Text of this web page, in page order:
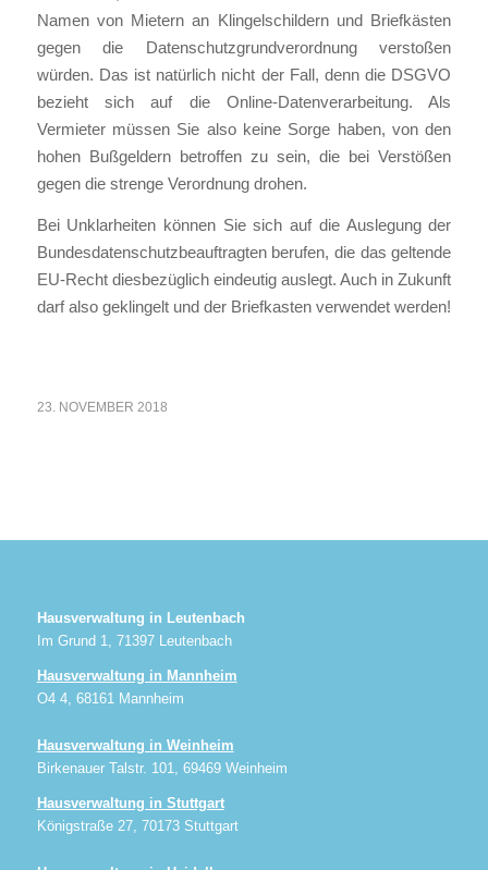
Namen von Mietern an Klingelschildern und Briefkästen
gegen die Datenschutzgrundverordnung verstoßen
würden. Das ist natürlich nicht der Fall, denn die DSGVO
bezieht sich auf die Online-Datenverarbeitung. Als
Vermieter müssen Sie also keine Sorge haben, von den
hohen Bußgeldern betroffen zu sein, die bei Verstößen
gegen die strenge Verordnung drohen.
Bei Unklarheiten können Sie sich auf die Auslegung der
Bundesdatenschutzbeauftragten berufen, die das geltende
EU-Recht diesbezüglich eindeutig auslegt. Auch in Zukunft
darf also geklingelt und der Briefkasten verwendet werden!
23. NOVEMBER 2018
Hausverwaltung in Leutenbach
Im Grund 1, 71397 Leutenbach
Hausverwaltung in Mannheim
O4 4, 68161 Mannheim
Hausverwaltung in Weinheim
Birkenauer Talstr. 101, 69469 Weinheim
Hausverwaltung in Stuttgart
Königstraße 27, 70173 Stuttgart